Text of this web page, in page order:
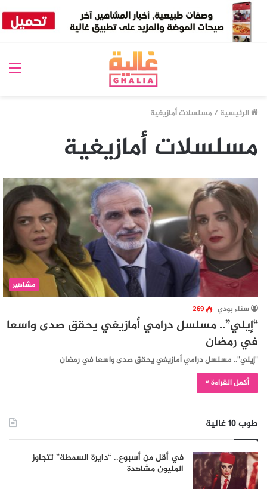
الرئيسية / مسلسلات أمازيغية
مسلسلات أمازيغية
مشاهير
سناء بودي 269
“إيلي”.. مسلسل درامي أمازيغي يحقق صدى واسعا
في رمضان
"إيلي".. مسلسل درامي أمازيغي يحقق صدى واسعا في رمضان
أكمل القراءة »
طوب 10 غالية
في أقل من أسبوع.. “دايرة السمطة” تتجاوز
المليون مشاهدة